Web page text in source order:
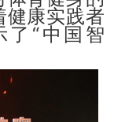
健康实践者
了“中国智